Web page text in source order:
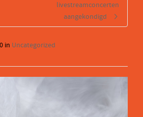
livestreamconcerten
aangekondigd
in Uncategorized